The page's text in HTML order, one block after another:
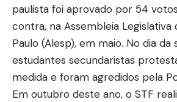
paulista foi aprovado por 54
contra, na Assembleia Legislativa
Paulo (Alesp), em maio. No dia da
estudantes secundaristas
medida e foram agredidos pela
Em outubro deste ano, o STF